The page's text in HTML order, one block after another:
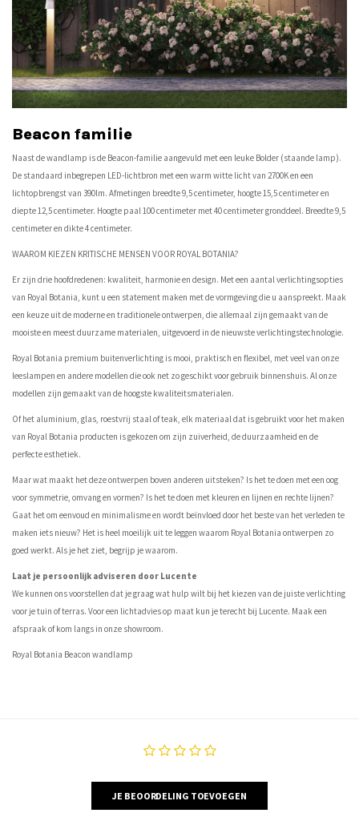
Beacon familie
Naast de wandlamp is de Beacon-familie aangevuld met een leuke Bolder (staande lamp).
De standaard inbegrepen LED-lichtbron met een warm witte licht van 2700K en een
lichtopbrengst van 390lm. Afmetingen breedte 9,5 centimeter, hoogte 15,5 centimeter en
diepte 12,5 centimeter. Hoogte paal 100 centimeter met 40 centimeter gronddeel. Breedte 9,5
centimeter en dikte 4 centimeter.
WAAROM KIEZEN KRITISCHE MENSEN VOOR ROYAL BOTANIA?
Er zijn drie hoofdredenen: kwaliteit, harmonie en design. Met een aantal verlichtingsopties
van Royal Botania, kunt u een statement maken met de vormgeving die u aanspreekt. Maak
een keuze uit de moderne en traditionele ontwerpen, die allemaal zijn gemaakt van de
mooiste en meest duurzame materialen, uitgevoerd in de nieuwste verlichtingstechnologie.
Royal Botania premium buitenverlichting is mooi, praktisch en flexibel, met veel van onze
leeslampen en andere modellen die ook net zo geschikt voor gebruik binnenshuis. Al onze
modellen zijn gemaakt van de hoogste kwaliteitsmaterialen.
Of het aluminium, glas, roestvrij staal of teak, elk materiaal dat is gebruikt voor het maken
van Royal Botania producten is gekozen om zijn zuiverheid, de duurzaamheid en de
perfecte esthetiek.
Maar wat maakt het deze ontwerpen boven anderen uitsteken? Is het te doen met een oog
voor symmetrie, omvang en vormen? Is het te doen met kleuren en lijnen en rechte lijnen?
Gaat het om eenvoud en minimalisme en wordt beïnvloed door het beste van het verleden te
maken iets nieuw? Het is heel moeilijk uit te leggen waarom Royal Botania ontwerpen zo
goed werkt. Als je het ziet, begrijp je waarom.
Laat je persoonlijk adviseren door Lucente
We kunnen ons voorstellen dat je graag wat hulp wilt bij het kiezen van de juiste verlichting
voor je tuin of terras. Voor een lichtadvies op maat kun je terecht bij Lucente. Maak een
afspraak of kom langs in onze showroom.
Royal Botania Beacon wandlamp
JE BEOORDELING TOEVOEGEN